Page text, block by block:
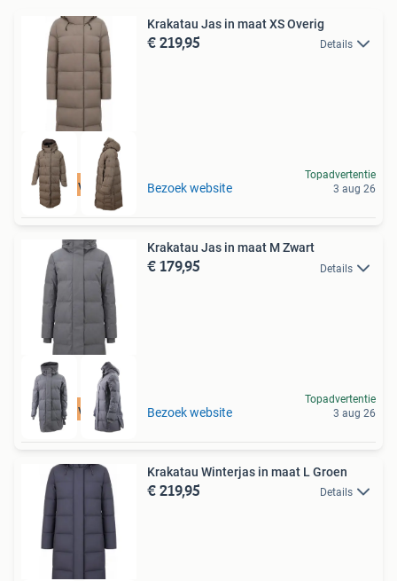
Tot 75% voordeel
Krakatau Jas in maat XS Overig
€ 219,95 Details
Bezoek website
Topadvertentie
3 aug 26
Tot 75% voordeel
Krakatau Jas in maat M Zwart
€ 179,95 Details
Bezoek website
Topadvertentie
3 aug 26
Krakatau Winterjas in maat L Groen
€ 219,95 Details